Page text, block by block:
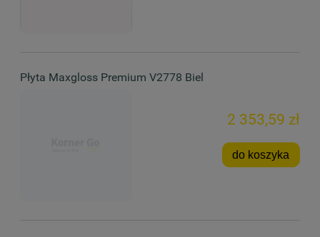
Płyta Maxgloss Premium V2778 Biel
2 353,59 zł
do koszyka